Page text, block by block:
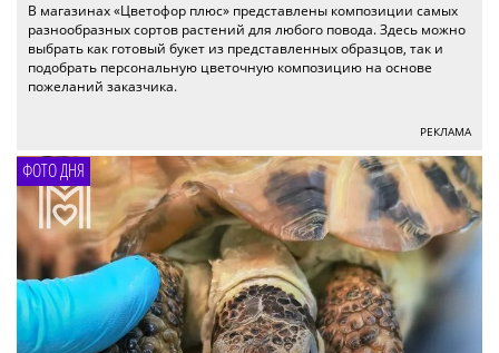
В магазинах «Цветофор плюс» представлены композиции самых
разнообразных сортов растений для любого повода. Здесь можно
выбрать как готовый букет из представленных образцов, так и
подобрать персональную цветочную композицию на основе
пожеланий заказчика.
РЕКЛАМА
ФОТО ДНЯ